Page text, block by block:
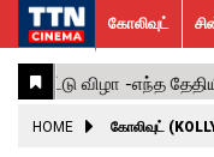
கோலிவுட்
சின்னத்திரை
பாலிவுட்
ஹாலிவுட்
அக்கம்
பக்கம்
ஸ்பெஷல்
ஸ்டோரீஸ்
விமர்சனம்
GALLERY
ACTRESS
VIDEOS
What’s
Hot
Trending
News
கோலிவுட்
HOME கோலிவுட்